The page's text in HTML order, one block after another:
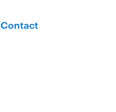
Contact